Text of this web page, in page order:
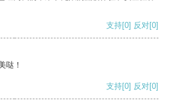
支持[0] 反对[0]
哒！
支持[0] 反对[0]